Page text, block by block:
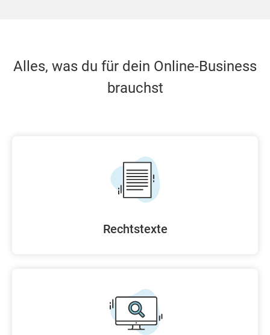
Alles, was du für dein Online-Business
brauchst
Rechtstexte